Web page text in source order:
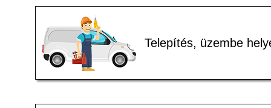
Telepítés, üzembe